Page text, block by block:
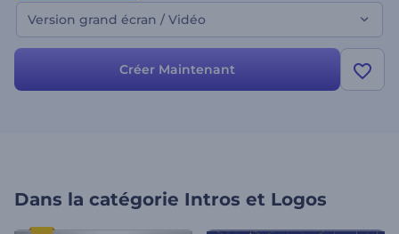
Version grand écran / Vidéo
Créer Maintenant
Dans la catégorie Intros et Logos